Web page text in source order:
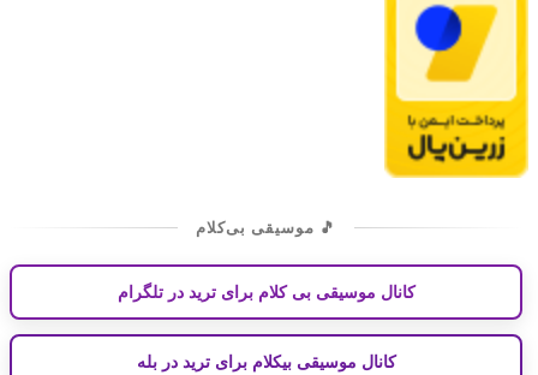
🎵 موسیقی بی‌کلام
کانال موسیقی بی کلام برای ترید در تلگرام
کانال موسیقی بیکلام برای ترید در بله